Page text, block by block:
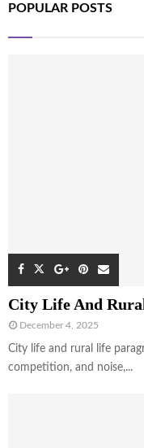
POPULAR POSTS
City Life And
December 4, 2025
City life and rural life
competition, and noise,...